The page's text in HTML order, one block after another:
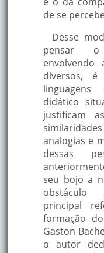
de se
Desse
pensar o
diversos,
didático
justificam
analogias e
dessas
seu bojo a
obstáculo
principal
formação
Gaston
o autor